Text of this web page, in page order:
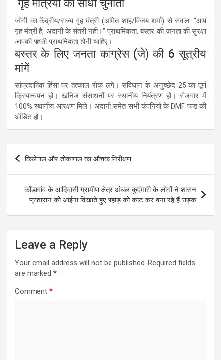
गृह मंत्रियों को सीधी चुनौती
जोगी का केंद्रीय/राज्य गृह मंत्री (अमित शाह/विजय शर्मा) से सवाल: “आप
गृह मंत्री हैं, अदानी के संतरी नहीं।” प्राथमिकता: बस्तर की जनता की सुरक्षा
आपकी पहली प्राथमिकता होनी चाहिए।
बस्तर के लिए जनता कांग्रेस (जे) की 6 सूत्रीय
मांगें
सांप्रदायिक हिंसा पर तत्काल रोक लगे। संविधान के अनुच्छेद 25 का पूर्ण
क्रियान्वयन हो। खनिज संसाधनों पर स्थानीय नियंत्रण हो। रोजगार में
100% स्थानीय आरक्षण मिले। अदानी समेत सभी कंपनियों के DMF फंड की
ऑडिट हो।
Post
किलेपाल और तोकापाल का औचक निरीक्षण
कोंडागांव के आदिवासी ग्रामीण क्षेत्र अंचल कुएँमारी के लोगों ने शासन
प्रशासन को आईना दिखाते हुए पहाड़ को काट कर बना रहे हैं सड़क
Leave a Reply
Your email address will not be published. Required fields
are marked *
Comment *